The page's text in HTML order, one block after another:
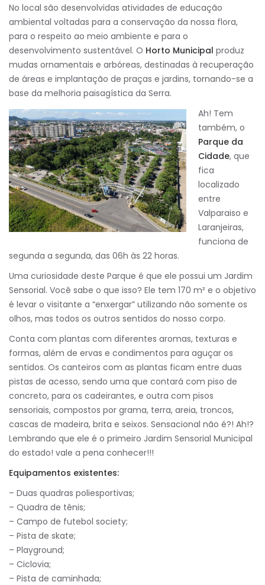
No local são desenvolvidas atividades de educação
ambiental voltadas para a conservação da nossa flora,
para o respeito ao meio ambiente e para o
desenvolvimento sustentável. O Horto Municipal produz
mudas ornamentais e arbóreas, destinadas à recuperação
de áreas e implantação de praças e jardins, tornando-se a
base da melhoria paisagística da Serra.
Ah! Tem
também, o
Parque da
Cidade, que
fica
localizado
entre
Valparaiso e
Laranjeiras,
funciona de
segunda a segunda, das 06h às 22 horas.
Uma curiosidade deste Parque é que ele possui um Jardim
Sensorial. Você sabe o que isso? Ele tem 170 m² e o objetivo
é levar o visitante a “enxergar” utilizando não somente os
olhos, mas todos os outros sentidos do nosso corpo.
Conta com plantas com diferentes aromas, texturas e
formas, além de ervas e condimentos para aguçar os
sentidos. Os canteiros com as plantas ficam entre duas
pistas de acesso, sendo uma que contará com piso de
concreto, para os cadeirantes, e outra com pisos
sensoriais, compostos por grama, terra, areia, troncos,
cascas de madeira, brita e seixos. Sensacional não é?! Ah!?
Lembrando que ele é o primeiro Jardim Sensorial Municipal
do estado! vale a pena conhecer!!!
Equipamentos existentes:
– Duas quadras poliesportivas;
– Quadra de tênis;
– Campo de futebol society;
– Pista de skate;
– Playground;
– Ciclovia;
– Pista de caminhada;